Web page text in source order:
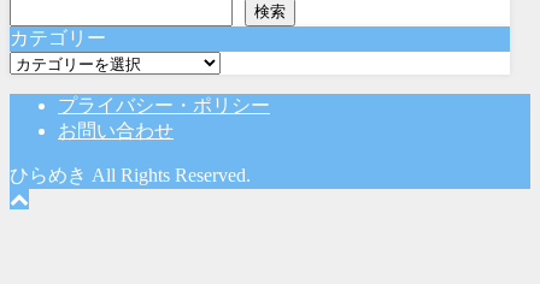
検索
カテゴリー
カ
プライバシー・ポリシー
お問い合わせ
ひらめき All Rights Reserved.